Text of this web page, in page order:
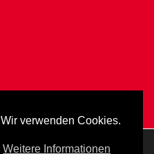
Wir verwenden Cookies.
Weitere Informationen
bestmögliche Erfahrung auf